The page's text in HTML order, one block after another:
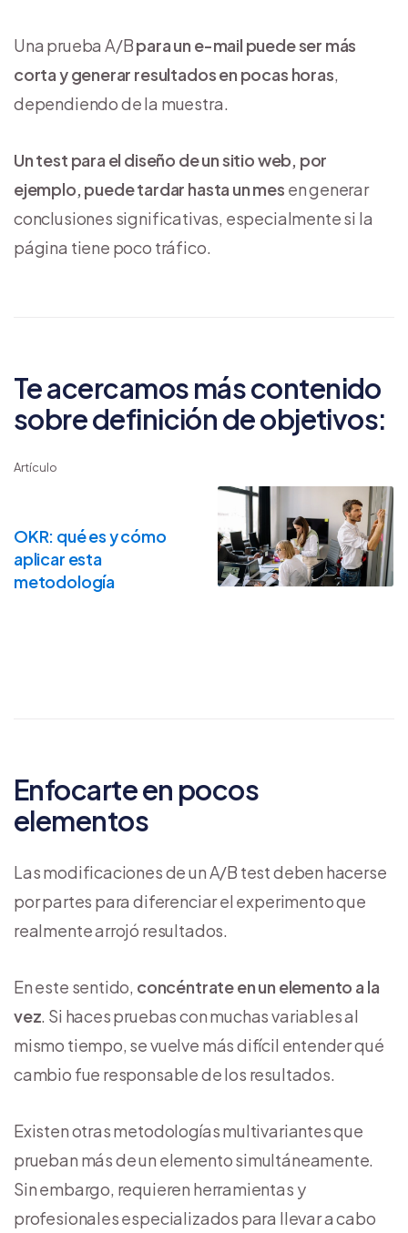
Una prueba A/Bpara un e-mail puede ser más
corta y generar resultados en pocas horas,
dependiendo de la muestra.
Un test para el diseño de un sitio web, por
ejemplo, puede tardar hasta un mes en generar
conclusiones significativas, especialmente si la
página tiene poco tráfico.
Te acercamos más contenido
sobre definición de objetivos:
Artículo
OKR: qué es y cómo
aplicar esta
metodología
Enfocarte en pocos
elementos
Las modificaciones de un A/B test deben hacerse
por partes para diferenciar el experimento que
realmente arrojó resultados.
En este sentido, concéntrate en un elemento a la
vez. Si haces pruebas con muchas variables al
mismo tiempo, se vuelve más difícil entender qué
cambio fue responsable de los resultados.
Existen otras metodologías multivariantes que
prueban más de un elemento simultáneamente.
Sin embargo, requieren herramientas y
profesionales especializados para llevar a cabo